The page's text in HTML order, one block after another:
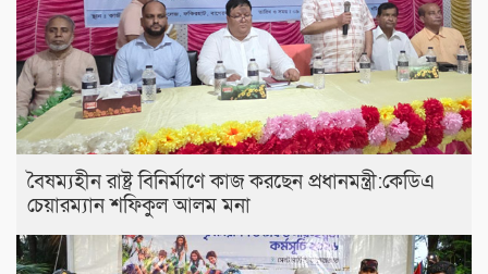
বৈষম্যহীন রাষ্ট্র বিনির্মাণে কাজ করছেন প্রধানমন্ত্রী:কেডিএ
চেয়ারম্যান শফিকুল আলম মনা